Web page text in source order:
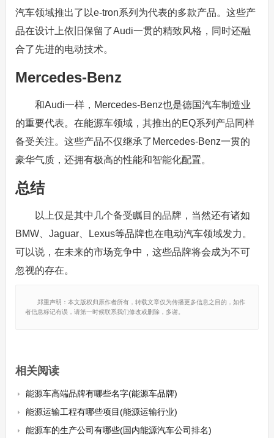
汽车领域推出了以e-tron系列为代表的多款产品。这些产
品在设计上依旧保留了Audi一贯的精致风格，同时还融
合了先进的电动技术。
Mercedes-Benz
和Audi一样，Mercedes-Benz也是德国汽车制造业
的重要代表。在能源车领域，其推出的EQ系列产品同样
备受关注。这些产品不仅继承了Mercedes-Benz一贯的
豪华气质，还拥有极高的性能和智能化配置。
总结
以上仅是其中几个备受瞩目的品牌，当然还有诸如
BMW、Jaguar、Lexus等品牌也在电动汽车领域发力。
可以说，在未来的市场竞争中，这些品牌将会成为不可
忽视的存在。
郑重声明：本文版权归原作者所有，转载文章仅为传播更多信息之目的，如作
者信息标记有误，请第一时候联系我们修改或删除，多谢。
相关阅读
能源车高端品牌有哪些名字(能源车品牌)
能源运输工程有哪些项目(能源运输行业)
能源车的生产公司有哪些(国内能源汽车公司排名)